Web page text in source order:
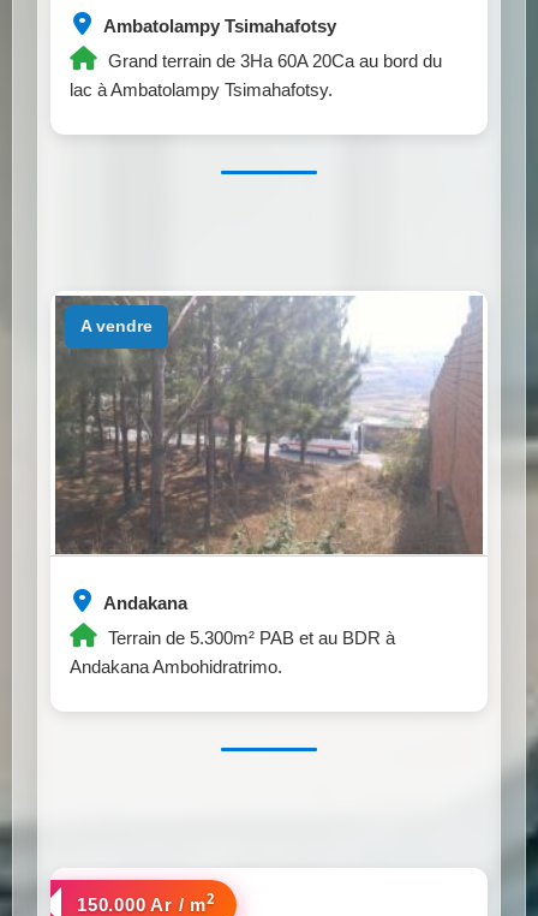
Ambatolampy Tsimahafotsy
Grand terrain de 3Ha 60A 20Ca au bord du
lac à Ambatolampy Tsimahafotsy.
Andakana
Terrain de 5.300m² PAB et au BDR à
Andakana Ambohidratrimo.
a vendre
a vendre
150.000 Ar / m2